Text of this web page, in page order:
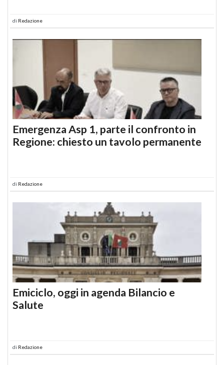
di Redazione
Emergenza Asp 1, parte il confronto in
Regione: chiesto un tavolo permanente
di Redazione
Emiciclo, oggi in agenda Bilancio e
Salute
di Redazione